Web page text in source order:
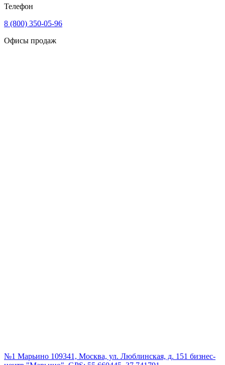
Телефон
8 (800) 350-05-96
Офисы продаж
№1 Марьино 109341, Москва, ул. Люблинская, д. 151 бизнес-